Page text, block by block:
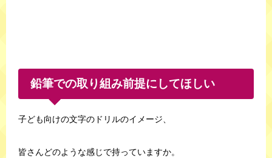
鉛筆での取り組み前提にしてほしい
子ども向けの文字のドリルのイメージ、
皆さんどのような感じで持っていますか。